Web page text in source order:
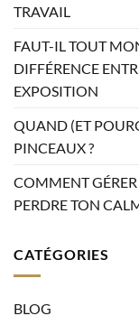
TRAVAIL
FAUT-IL TOUT
DIFFÉRENCE
EXPOSITION
QUAND (ET
PINCEAUX ?
COMMENT GÉRER
PERDRE TON
CATÉGORIES
BLOG